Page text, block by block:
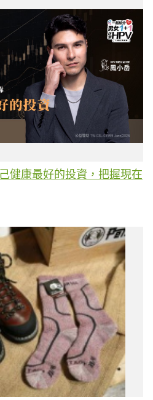
健康最好的投資，把握現在